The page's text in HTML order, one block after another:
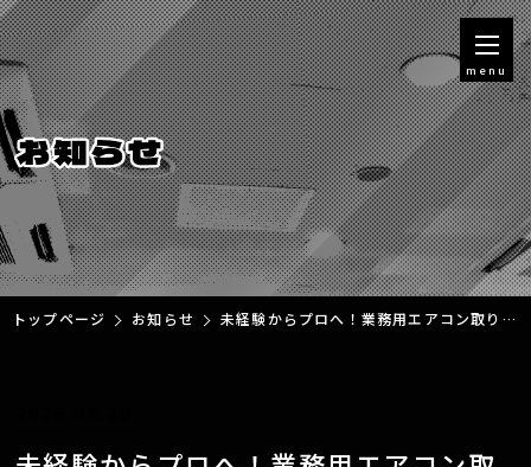
menu
トップページ お知らせ 未経験からプロへ！業務用エアコン取り付け手順